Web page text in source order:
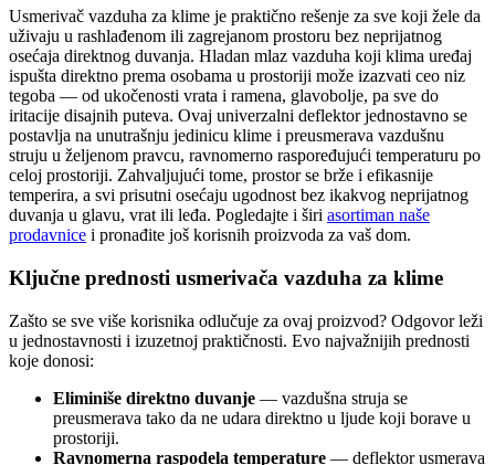
Usmerivač vazduha za klime je praktično rešenje za sve koji žele da
uživaju u rashlađenom ili zagrejanom prostoru bez neprijatnog
osećaja direktnog duvanja. Hladan mlaz vazduha koji klima uređaj
ispušta direktno prema osobama u prostoriji može izazvati ceo niz
tegoba — od ukočenosti vrata i ramena, glavobolje, pa sve do
iritacije disajnih puteva. Ovaj univerzalni deflektor jednostavno se
postavlja na unutrašnju jedinicu klime i preusmerava vazdušnu
struju u željenom pravcu, ravnomerno raspoređujući temperaturu po
celoj prostoriji. Zahvaljujući tome, prostor se brže i efikasnije
temperira, a svi prisutni osećaju ugodnost bez ikakvog neprijatnog
duvanja u glavu, vrat ili leđa. Pogledajte i širi asortiman naše
prodavnice i pronađite još korisnih proizvoda za vaš dom.
Ključne prednosti usmerivača vazduha za klime
Zašto se sve više korisnika odlučuje za ovaj proizvod? Odgovor leži
u jednostavnosti i izuzetnoj praktičnosti. Evo najvažnijih prednosti
koje donosi:
Eliminiše direktno duvanje — vazdušna struja se
preusmerava tako da ne udara direktno u ljude koji borave u
prostoriji.
Ravnomerna raspodela temperature — deflektor usmerava